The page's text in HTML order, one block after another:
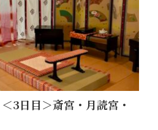
3日目＞斎宮・月読宮・